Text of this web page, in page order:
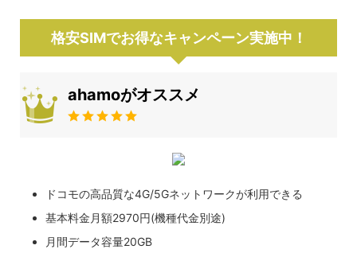
格安SIMでお得なキャンペーン実施中！
ahamoがオススメ
ドコモの高品質な4G/5Gネットワークが利用できる
基本料金月額2970円(機種代金別途)
月間データ容量20GB